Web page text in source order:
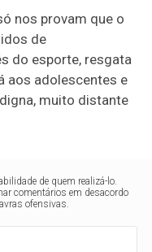
nos provam que o
de
do esporte, resgata
aos adolescentes e
muito distante
de quem realizá-lo.
comentários em desacordo
ofensivas.